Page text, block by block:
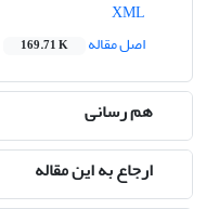
اصل مقاله
169.71 K
هم رسانی
ارجاع به این مقاله